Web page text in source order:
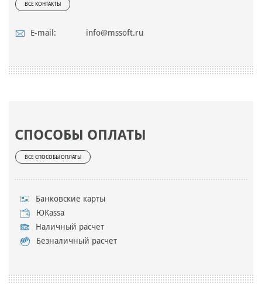
ВСЕ КОНТАКТЫ
E-mail: info@mssoft.ru
СПОСОБЫ ОПЛАТЫ
ВСЕ СПОСОБЫ ОПЛАТЫ
Банковские карты
ЮKassa
Наличный расчет
Безналичный расчет